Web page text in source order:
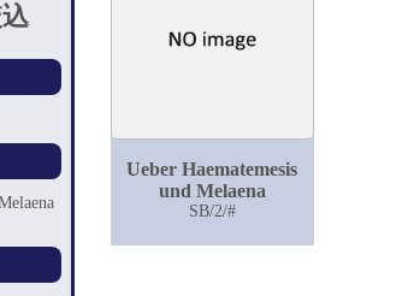
Ueber Haematemesis
und Melaena
SB/2/#